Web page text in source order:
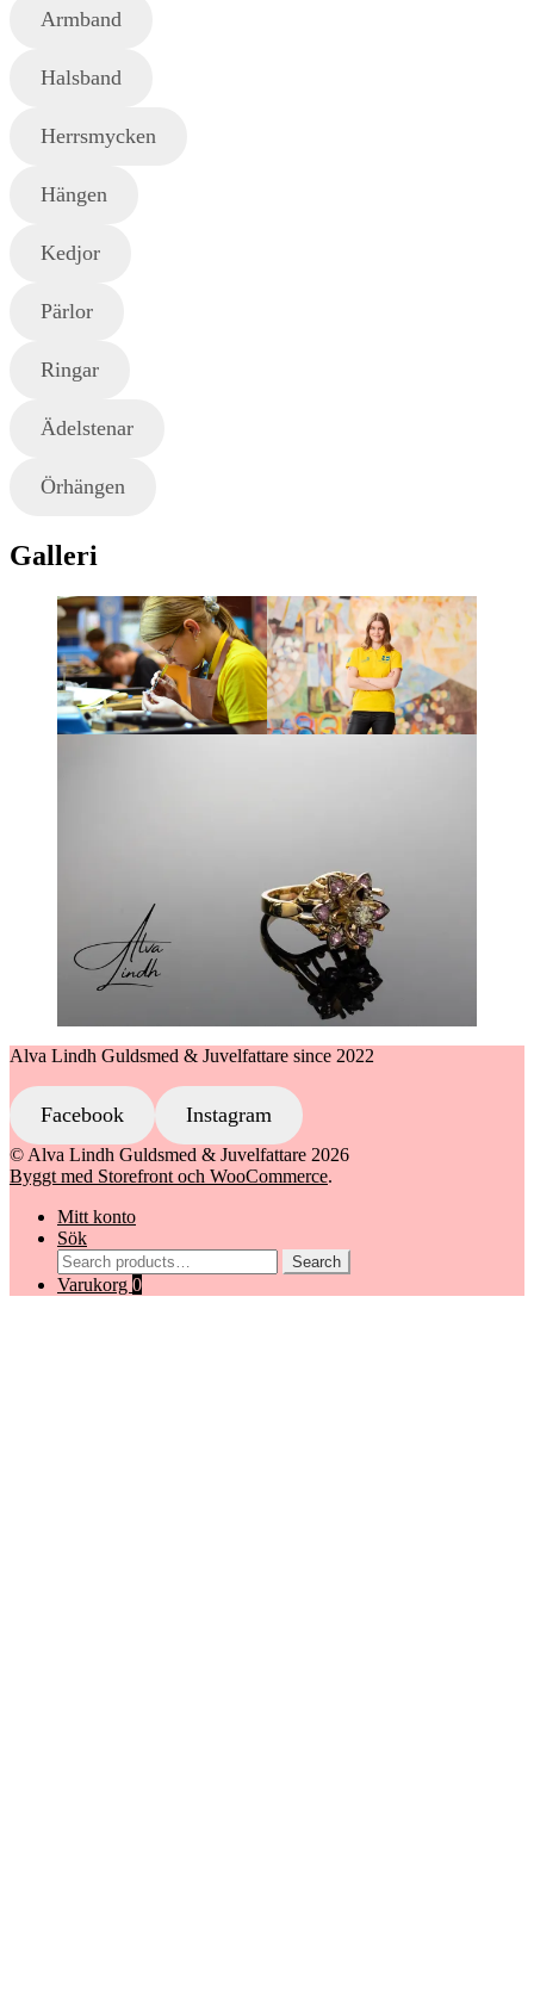
Armband
Halsband
Herrsmycken
Hängen
Kedjor
Pärlor
Ringar
Ädelstenar
Örhängen
Galleri
Alva Lindh Guldsmed & Juvelfattare since 2022
Facebook Instagram
© Alva Lindh Guldsmed & Juvelfattare 2026
Byggt med Storefront och WooCommerce.
Mitt konto
Sök
Search
for:
Search
Varukorg 0